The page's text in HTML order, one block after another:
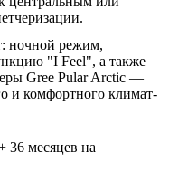
ночной режим,
"I Feel", а также
Gree Pular Arctic —
и комфортного климат-
36 месяцев на